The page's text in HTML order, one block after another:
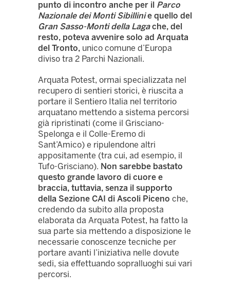
punto di incontro anche per il Parco
Nazionale dei Monti Sibillinie quello del
Gran Sasso-Monti della Lagache, del
resto, poteva avvenire solo ad Arquata
del Tronto, unico comune d’Europa
diviso tra 2 Parchi Nazionali.
Arquata Potest, ormai specializzata nel
recupero di sentieri storici, è riuscita a
portare il Sentiero Italia nel territorio
arquatano mettendo a sistema percorsi
già ripristinati (come il Grisciano-
Spelonga e il Colle-Eremo di
Sant’Amico) e ripulendone altri
appositamente (tra cui, ad esempio, il
Tufo-Grisciano). Non sarebbe bastato
questo grande lavoro di cuore e
braccia, tuttavia, senza il supporto
della Sezione CAI di Ascoli Piceno che,
credendo da subito alla proposta
elaborata da Arquata Potest, ha fatto la
sua parte sia mettendo a disposizione le
necessarie conoscenze tecniche per
portare avanti l’iniziativa nelle dovute
sedi, sia effettuando sopralluoghi sui vari
percorsi.